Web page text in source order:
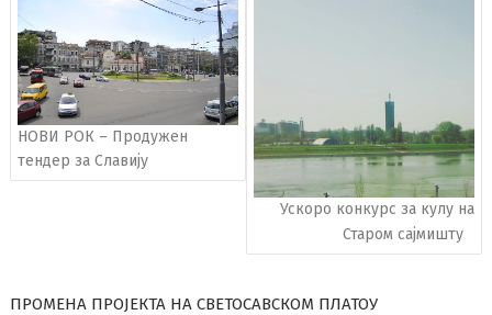
НОВИ РОК – Продужен
тендер за Славију
Ускоро конкурс за кулу на
Старом сајмишту
ПРОМЕНА ПРОЈЕКТА НА СВЕТОСАВСКОМ ПЛАТОУ